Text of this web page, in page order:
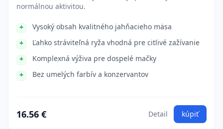
normálnou aktivitou.
Vysoký obsah kvalitného jahňacieho mäsa
Ľahko stráviteľná ryža vhodná pre citlivé zažívanie
Komplexná výživa pre dospelé mačky
Bez umelých farbív a konzervantov
16.56 € Detail kúpiť